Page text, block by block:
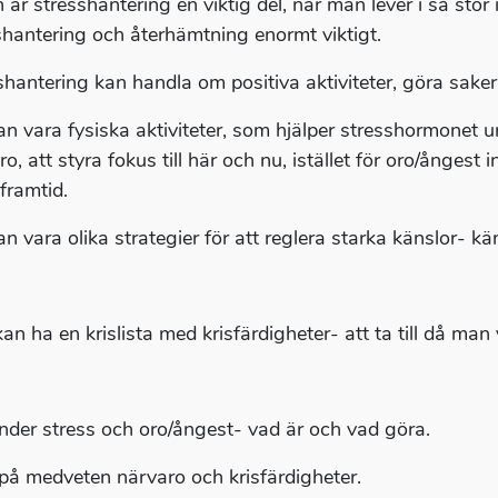
och återhämtning enormt viktigt.
kan handla om positiva aktiviteter, göra
vara fysiska aktiviteter, som hjälper stresshormonet
att styra fokus till här och nu, istället för oro/ångest
vara olika strategier för att reglera starka känslor-
ha en krislista med krisfärdigheter- att ta till då man
stress och oro/ångest- vad är och vad göra.
medveten närvaro och krisfärdigheter.